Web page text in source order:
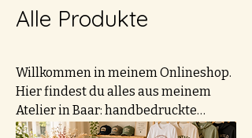
Alle Produkte
Willkommen in meinem Onlineshop.
Hier findest du alles aus meinem
Atelier in Baar: handbedruckte
Vintage-Shirts, Kappen mit